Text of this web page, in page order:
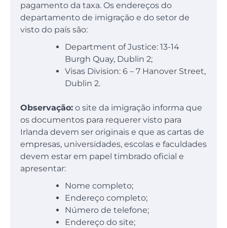
pagamento da taxa. Os endereços do
departamento de imigração e do setor de
visto do país são:
Department of Justice: 13-14
Burgh Quay, Dublin 2;
Visas Division: 6 – 7 Hanover Street,
Dublin 2.
Observação: o site da imigração informa que
os documentos para requerer visto para
Irlanda devem ser originais e que as cartas de
empresas, universidades, escolas e faculdades
devem estar em papel timbrado oficial e
apresentar:
Nome completo;
Endereço completo;
Número de telefone;
Endereço do site;